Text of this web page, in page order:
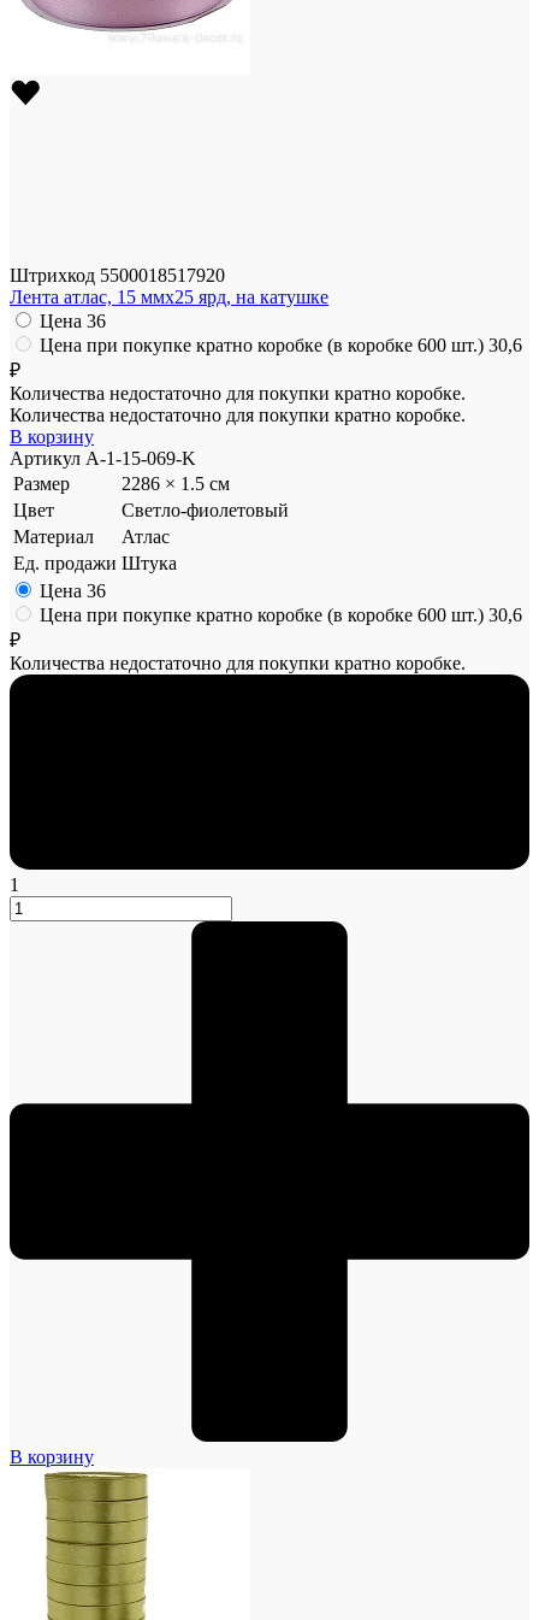
Штрихкод 5500018517920
Лента атлас, 15 ммx25 ярд, на катушке
Цена 36
Цена при покупке кратно коробке (в коробке 600 шт.) 30,6
₽
Количества недостаточно для покупки кратно коробке.
Количества недостаточно для покупки кратно коробке.
В корзину
Артикул A-1-15-069-K
Размер
2286 × 1.5 см
Цвет
Светло-фиолетовый
Материал
Атлас
Ед. продажи Штука
Цена 36
Цена при покупке кратно коробке (в коробке 600 шт.) 30,6
₽
Количества недостаточно для покупки кратно коробке.
1
В корзину